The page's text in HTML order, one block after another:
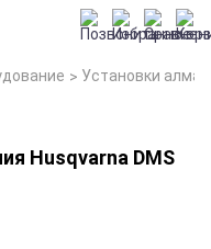
Установки
Husqvarna DMS